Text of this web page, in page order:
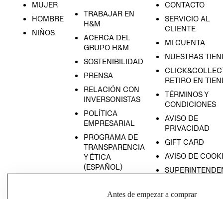
MUJER
HOMBRE
NIÑOS
TRABAJAR EN
H&M
ACERCA DEL
GRUPO H&M
SOSTENIBILIDAD
PRENSA
RELACIÓN CON
INVERSONISTAS
POLÍTICA
EMPRESARIAL
PROGRAMA DE
TRANSPARENCIA
Y ÉTICA
(ESPAÑOL)
TRANSPARENCIA
CONTACTO
SERVICIO AL
CLIENTE
MI CUENTA
NUESTRAS
RETIRO EN
TÉRMINOS Y
CONDICIONES
AVISO DE
PRIVACIDAD
GIFT CARD
AVISO DE
Antes de empezar a comprar